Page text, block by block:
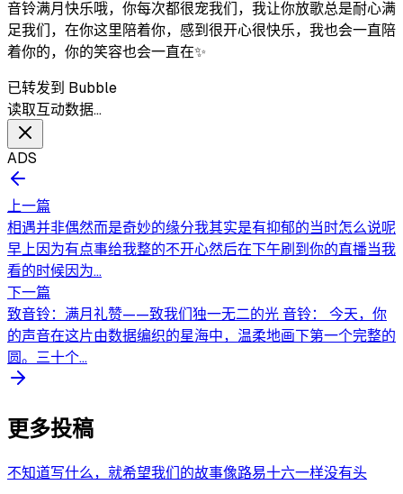
音铃满月快乐哦，你每次都很宠我们，我让你放歌总是耐心满
足我们，在你这里陪着你，感到很开心很快乐，我也会一直陪
着你的，你的笑容也会一直在✨
已转发到 Bubble
读取互动数据…
ADS
上一篇
相遇并非偶然而是奇妙的缘分我其实是有抑郁的当时怎么说呢
早上因为有点事给我整的不开心然后在下午刷到你的直播当我
看的时候因为...
下一篇
致音铃：满月礼赞——致我们独一无二的光 音铃： 今天，你
的声音在这片由数据编织的星海中，温柔地画下第一个完整的
圆。三十个...
更多投稿
不知道写什么，就希望我们的故事像路易十六一样没有头